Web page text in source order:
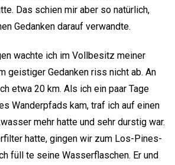
Das schien mir aber so natürlich,
Gedanken darauf verwandte.
wachte ich im Vollbesitz meiner
geistiger Gedanken riss nicht ab. An
etwa 20 km. Als ich ein paar Tage
Wanderpfads kam, traf ich auf einen
mehr hatte und sehr durstig war.
hatte, gingen wir zum Los-Pines-
füll te seine Wasserflaschen. Er und